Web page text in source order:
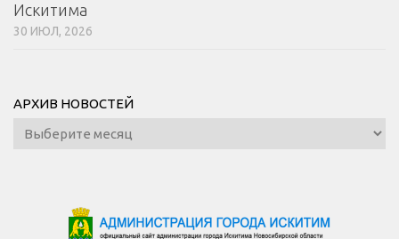
Искитима
30 ИЮЛ, 2026
АРХИВ НОВОСТЕЙ
Архив
новостей